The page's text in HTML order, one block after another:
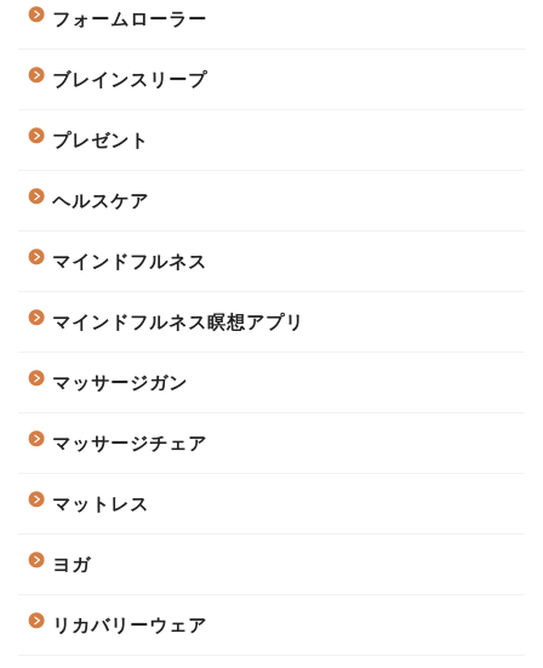
フォームローラー
ブレインスリープ
プレゼント
ヘルスケア
マインドフルネス
マインドフルネス瞑想アプリ
マッサージガン
マッサージチェア
マットレス
ヨガ
リカバリーウェア